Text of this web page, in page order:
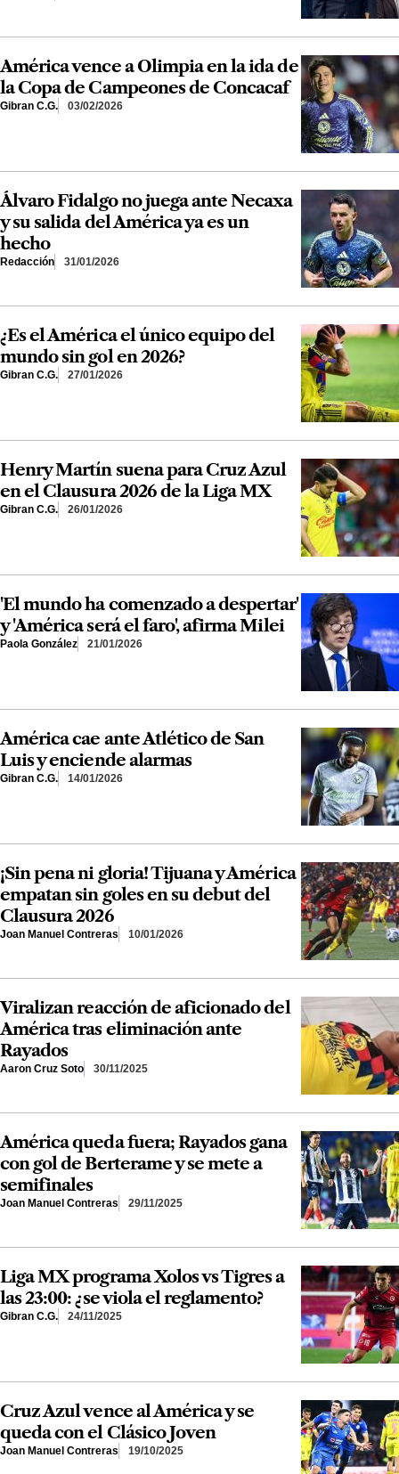
América vence a Olimpia en la ida de
la Copa de Campeones de Concacaf
Gibran C.G. 03/02/2026
Álvaro Fidalgo no juega ante Necaxa
y su salida del América ya es un
hecho
Redacción 31/01/2026
¿Es el América el único equipo del
mundo sin gol en 2026?
Gibran C.G. 27/01/2026
Henry Martín suena para Cruz Azul
en el Clausura 2026 de la Liga MX
Gibran C.G. 26/01/2026
'El mundo ha comenzado a despertar'
y 'América será el faro', afirma Milei
Paola González 21/01/2026
América cae ante Atlético de San
Luis y enciende alarmas
Gibran C.G. 14/01/2026
¡Sin pena ni gloria! Tijuana y América
empatan sin goles en su debut del
Clausura 2026
Joan Manuel Contreras 10/01/2026
Viralizan reacción de aficionado del
América tras eliminación ante
Rayados
Aaron Cruz Soto 30/11/2025
América queda fuera; Rayados gana
con gol de Berterame y se mete a
semifinales
Joan Manuel Contreras 29/11/2025
Liga MX programa Xolos vs Tigres a
las 23:00: ¿se viola el reglamento?
Gibran C.G. 24/11/2025
Cruz Azul vence al América y se
queda con el Clásico Joven
Joan Manuel Contreras 19/10/2025